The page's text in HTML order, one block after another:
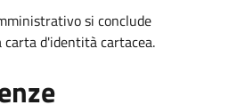
si conclude
d'identità cartacea.